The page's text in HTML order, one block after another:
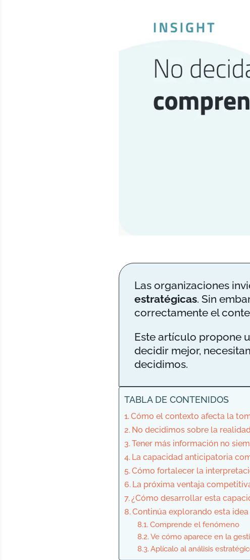
Las organizaciones
estratégicas. Sin
correctamente el
Este artículo propone
decidir mejor,
decidimos.
TABLA DE CONTENIDOS
Cómo el contexto afecta la
No decidimos sobre la
Tener más información no
La capacidad anticipatoria
Cómo fortalecer la
La próxima ventaja
¿Cómo desarrollar esta
Continúa explorando esta idea
Comprende el fenómeno
Ve cómo aparece en la
Aplícalo al análisis